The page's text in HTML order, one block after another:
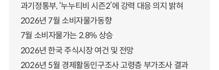
과기정통부, ‘누누티비 시즌2’에 강력 대응 의지 밝혀
2026년 7월 소비자물가동향
7월 소비자물가는 2.8% 상승
2026년 한국 주식시장 여건 및 전망
2026년 5월 경제활동인구조사 고령층 부가조사 결과